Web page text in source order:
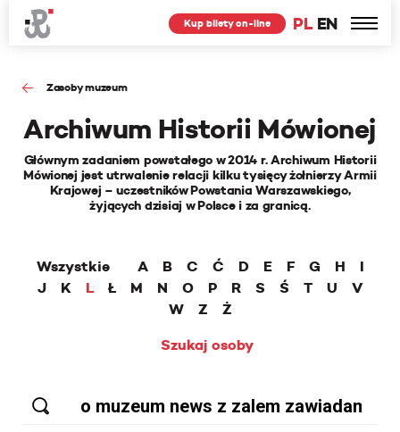
PL EN
Kup bilety on-line
Zasoby muzeum
Archiwum Historii Mówionej
Głównym zadaniem powstałego w 2014 r. Archiwum Historii
Mówionej jest utrwalenie relacji kilku tysięcy żołnierzy Armii
Krajowej – uczestników Powstania Warszawskiego,
żyjących dzisiaj w Polsce i za granicą.
Wszystkie A B C Ć D E F G H
I
J
K L Ł M N O P R S Ś T U
V
W
Z
Ż
Szukaj osoby